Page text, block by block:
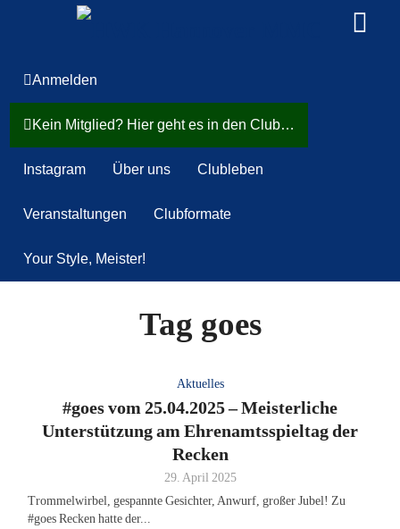
Anmelden
Kein Mitglied? Hier geht es in den Club…
Instagram Über uns Clubleben
Veranstaltungen Clubformate
Your Style, Meister!
Tag goes
Aktuelles
#goes vom 25.04.2025 – Meisterliche
Unterstützung am Ehrenamtsspieltag der
Recken
29. April 2025
Trommelwirbel, gespannte Gesichter, Anwurf, großer Jubel! Zu
#goes Recken hatte der...